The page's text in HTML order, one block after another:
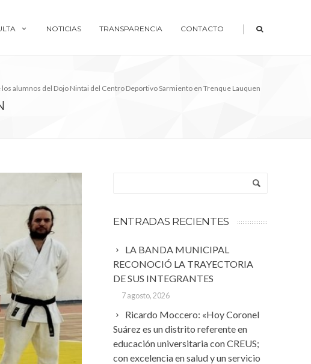
NOTICIAS TRANSPARENCIA CONTACTO |
alumnos del Dojo Nintai del Centro Deportivo Sarmiento en Trenque Lauquen
ENTRADAS RECIENTES
LA BANDA MUNICIPAL
RECONOCIÓ LA TRAYECTORIA
DE SUS INTEGRANTES
7 agosto, 2026
Ricardo Moccero: «Hoy Coronel
Suárez es un distrito referente en
educación universitaria con CREUS;
con excelencia en salud y un servicio